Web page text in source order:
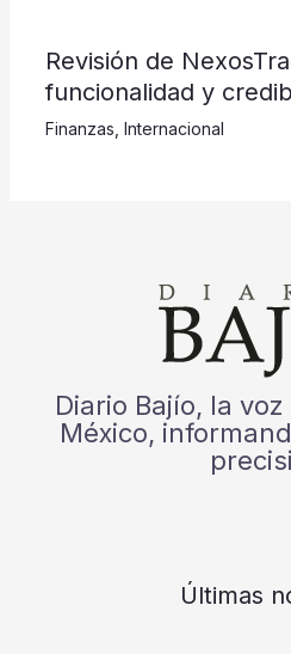
Revisión de
funcionalidad y
Finanzas Internacional
Diario Bajío, la
México,
Últimas